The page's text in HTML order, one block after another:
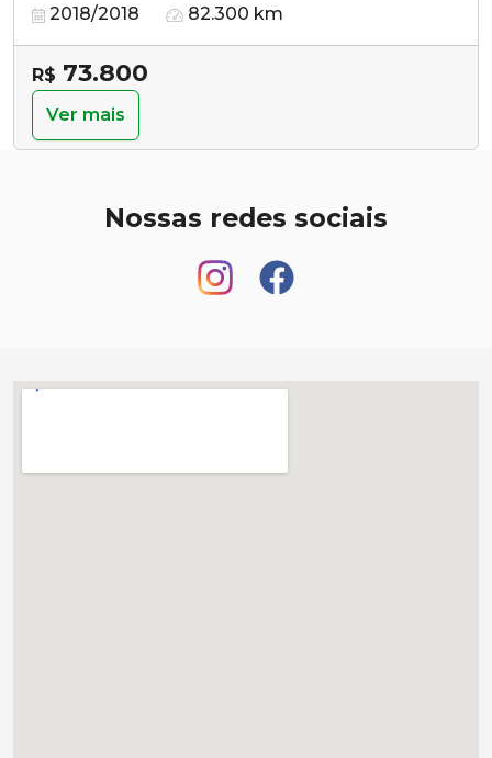
2018/2018 82.300 km
R$ 73.800
Ver mais
Nossas redes sociais